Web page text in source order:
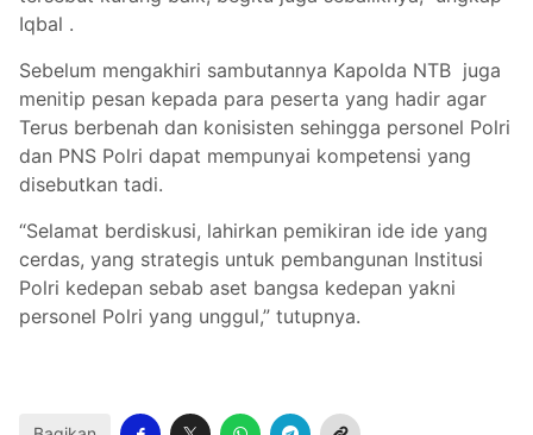
Iqbal .
Sebelum mengakhiri sambutannya Kapolda NTB juga
menitip pesan kepada para peserta yang hadir agar
Terus berbenah dan konisisten sehingga personel Polri
dan PNS Polri dapat mempunyai kompetensi yang
disebutkan tadi.
“Selamat berdiskusi, lahirkan pemikiran ide ide yang
cerdas, yang strategis untuk pembangunan Institusi
Polri kedepan sebab aset bangsa kedepan yakni
personel Polri yang unggul,” tutupnya.